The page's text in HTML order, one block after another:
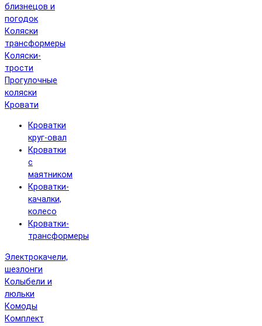
близнецов и
погодок
Коляски
трансформеры
Коляски-
трости
Прогулочные
коляски
Кровати
Кроватки
круг-овал
Кроватки
с
маятником
Кроватки-
качалки,
колесо
Кроватки-
трансформеры
Электрокачели,
шезлонги
Колыбели и
люльки
Комоды
Комплект